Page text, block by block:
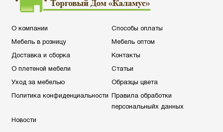
О компании Способы оплаты
Мебель в розницу Мебель оптом
Доставка и сборка Контакты
О плетеной мебели Статьи
Уход за мебелью Образцы цвета
Политика конфиденциальности
Правила обработки
персональныйх данных
Новости